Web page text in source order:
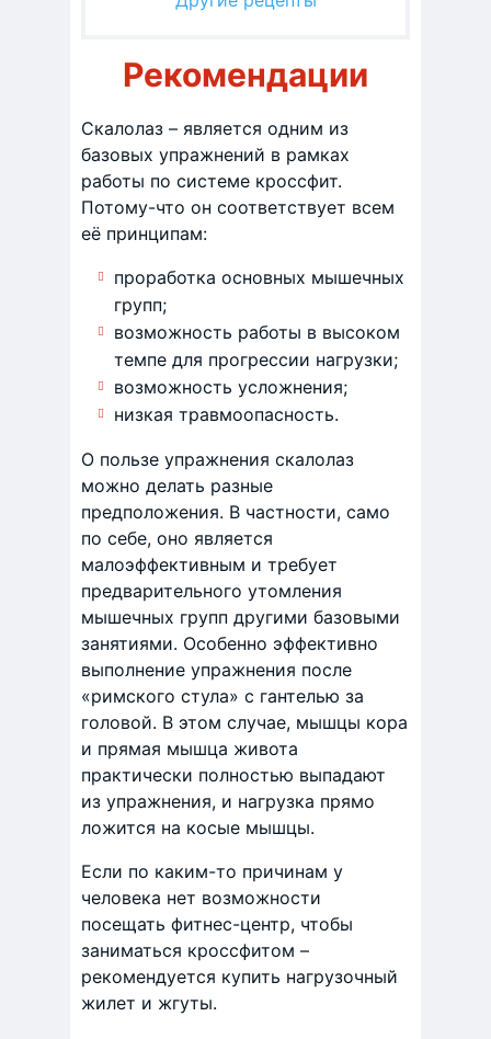
Рекомендации
Скалолаз – является одним из
базовых упражнений в рамках
работы по системе кроссфит.
Потому-что он соответствует всем
её принципам:
проработка основных мышечных
групп;
возможность работы в высоком
темпе для прогрессии нагрузки;
возможность усложнения;
низкая травмоопасность.
О пользе упражнения скалолаз
можно делать разные
предположения. В частности, само
по себе, оно является
малоэффективным и требует
предварительного утомления
мышечных групп другими базовыми
занятиями. Особенно эффективно
выполнение упражнения после
«римского стула» с гантелью за
головой. В этом случае, мышцы кора
и прямая мышца живота
практически полностью выпадают
из упражнения, и нагрузка прямо
ложится на косые мышцы.
Если по каким-то причинам у
человека нет возможности
посещать фитнес-центр, чтобы
заниматься кроссфитом –
рекомендуется купить нагрузочный
жилет и жгуты.